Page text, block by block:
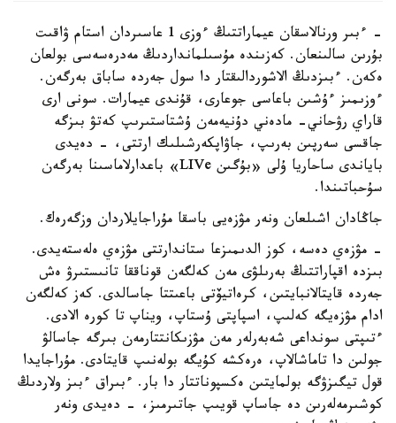
- ءبىر ورنالاسقان عيماراتتىڭ ءوزى 1 عاسىردان استام ۋاقىت
بۇرىن سالىنعان. كەزىندە مۇسىلمانداردىڭ مەدرەسەسى بولعان
ەكەن. ءبىزدىڭ الاشوردالىقتار دا سول جەردە ساباق بەرگەن.
ءوزىمىز ءۇشىن باعاسى جوعارى، قۇندى عيمارات. سونى ارى
قاراي رۋحاني- مادەني دۇنيەمەن ۇشتاستىرىپ كەتۋ بىزگە
جاقسى سەرپىن بەرىپ، جاۋاپكەرشىلىك ارتتى، - دەيدى
باياندى ساحاريا ۇلى «بۇگىن LIVe» باعدارلاماسىنا بەرگەن
سۇحباتىندا.
جاڭادان اشىلعان ونەر مۋزەيى باسقا مۇراجايلاردان وزگەرەك.
- مۋزەي دەسە، كوز الدىمىزعا ستاندارتتى مۋزەي ەلەستەيدى.
بىزدە اقپاراتتىڭ بەرىلۋى مەن كەلگەن قوناققا تانىستىرۋ ەش
جەردە قايتالانبايتىن، كرەاتيۆتى باعىتتا جاسالدى. كەز كەلگەن
ادام مۋزەيگە كەلىپ، اسپاپتى ۇستاپ، ويناپ تا كورە الادى.
ءتىپتى سونداعى شەبەرلەر مەن مۋزىكانتتارمەن بىرگە جاسالۋ
جولىن دا تاماشالاپ، ەرەكشە كۇيگە بولەنىپ قايتادى. مۇراجايدا
قول تيگىزۋگە بولمايتىن ەكسپوناتتار دا بار. ءبىراق ءبىز ولاردىڭ
كوشىرمەلەرىن دە جاساپ قويىپ جاتىرمىز، - دەيدى ونەر